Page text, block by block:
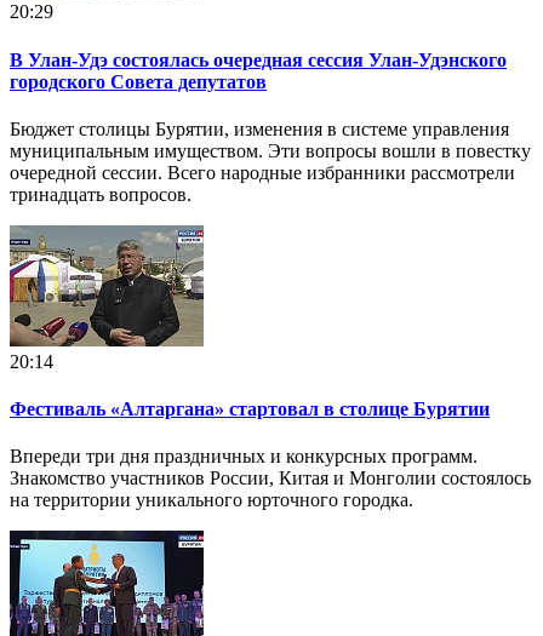
20:29
В Улан-Удэ состоялась очередная сессия Улан-Удэнского
городского Совета депутатов
Бюджет столицы Бурятии, изменения в системе управления
муниципальным имуществом. Эти вопросы вошли в повестку
очередной сессии. Всего народные избранники рассмотрели
тринадцать вопросов.
20:14
Фестиваль «Алтаргана» стартовал в столице Бурятии
Впереди три дня праздничных и конкурсных программ.
Знакомство участников России, Китая и Монголии состоялось
на территории уникального юрточного городка.